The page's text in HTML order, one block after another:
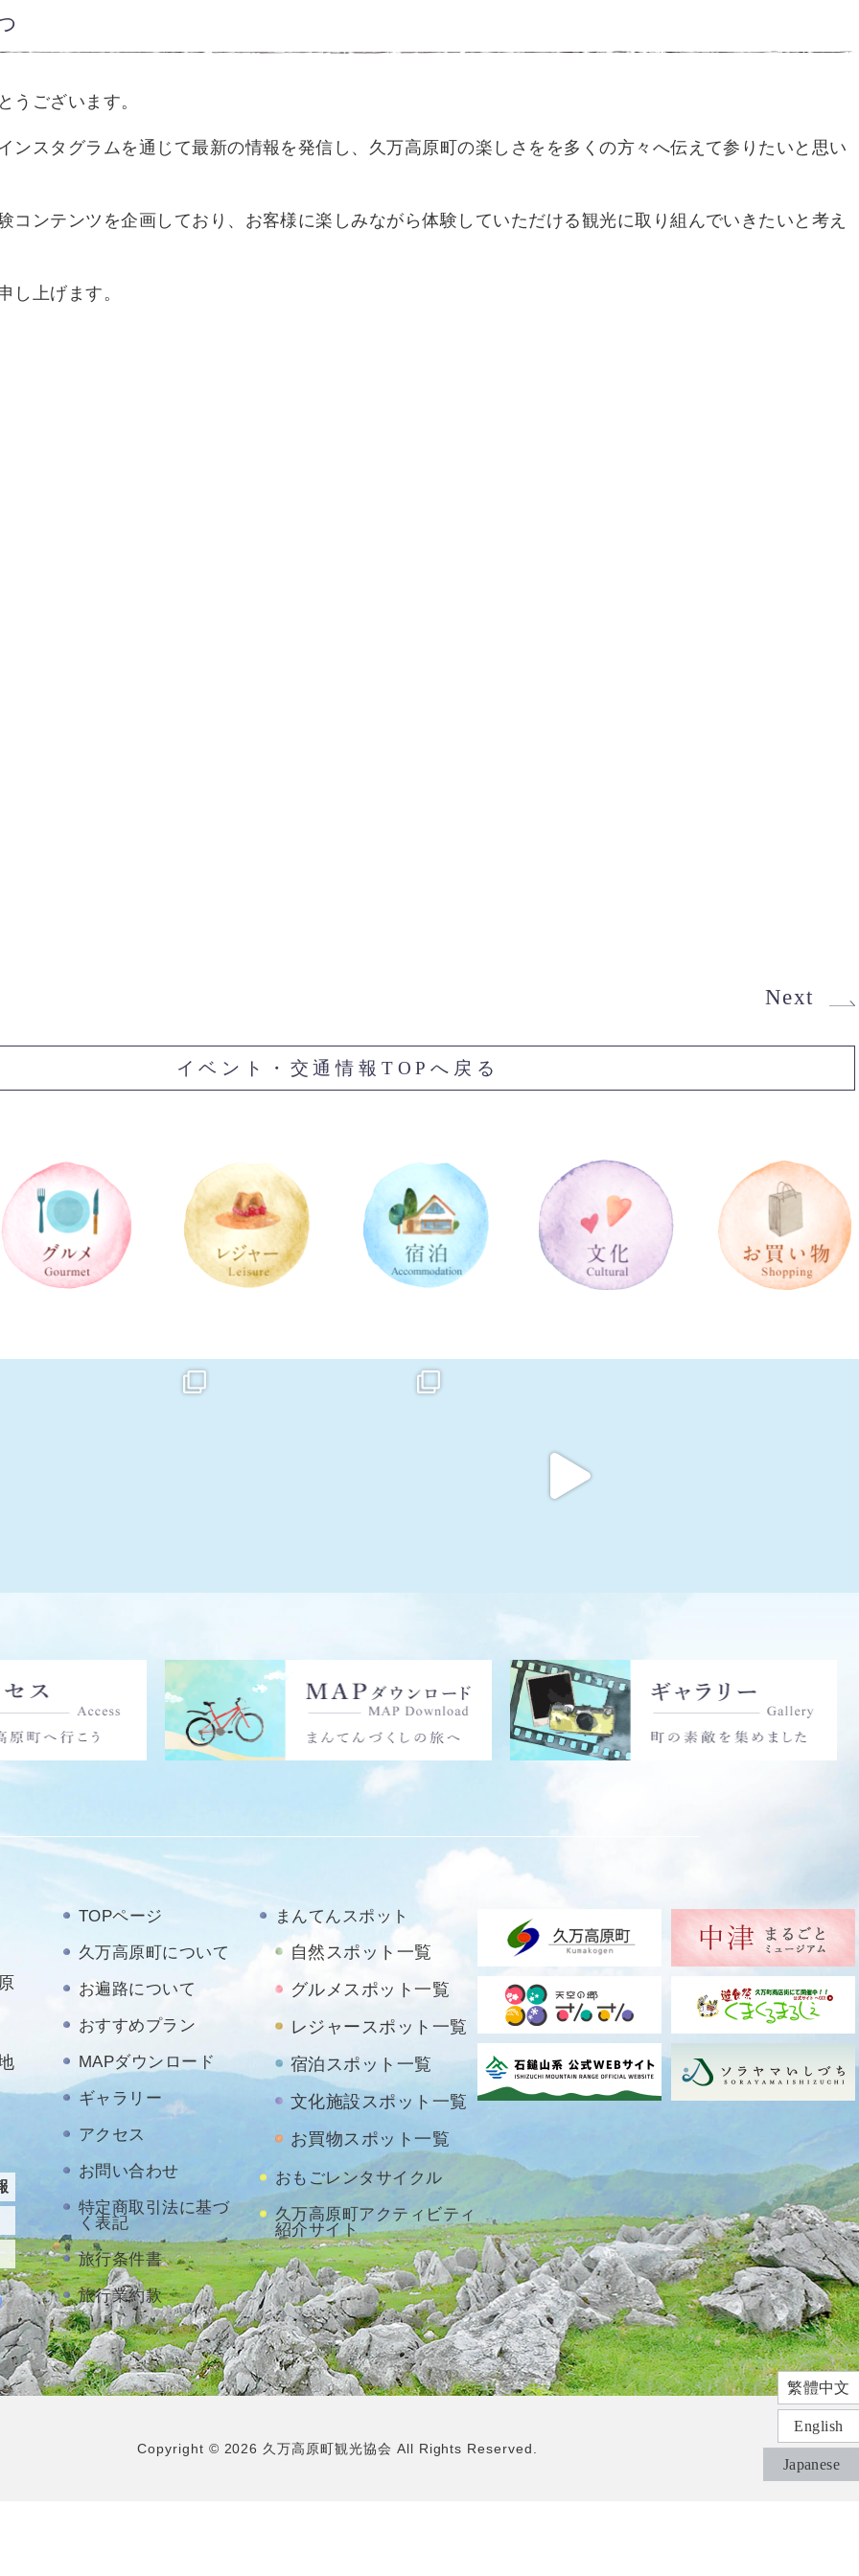
繁體中文
English
Japanese
うございます。
ンスタグラムを通じて最新の情報を発信し、久万高原町の楽しさをを多くの方々へ伝えて参りたいと思い
コンテンツを企画しており、お客様に楽しみながら体験していただける観光に取り組んでいきたいと考え
し上げます。
Next
イベント・交通情報TOPへ戻る
TOPページ
久万高原町について
お遍路について
おすすめプラン
MAPダウンロード
ギャラリー
アクセス
お問い合わせ
特定商取引法に基づ
く表記
旅行条件書
旅行業約款
まんてんスポット
自然スポット一覧
グルメスポット一覧
レジャースポット一覧
宿泊スポット一覧
文化施設スポット一覧
お買物スポット一覧
おもごレンタサイクル
久万高原町アクティビティ
紹介サイト
Copyright © 2026 久万高原町観光協会 All Rights Reserved.